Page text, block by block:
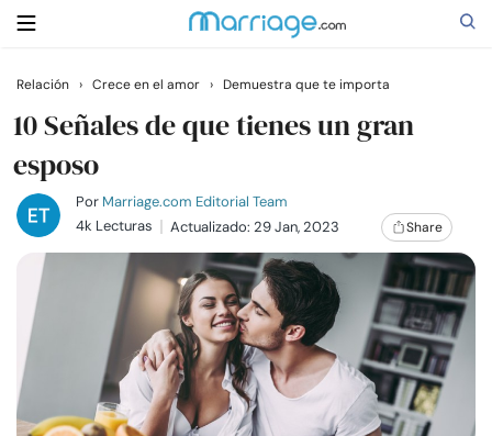
Buscar
Casarse
Relaciones
Familia
Ayuda
Relación › Crece en el amor › Demuestra que te importa
10 Señales de que tienes un gran
esposo
Por Marriage.com Editorial Team
4k Lecturas
Actualizado: 29 Jan, 2023 Share